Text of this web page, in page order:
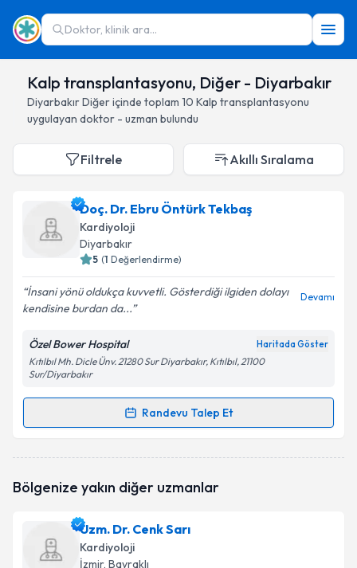
Doktor, klinik ara...
Kalp transplantasyonu, Diğer - Diyarbakır
DiyarbakırDiğeriçinde toplam 10 Kalp transplantasyonu
uygulayan doktor - uzman bulundu
Filtrele Akıllı Sıralama
Doç. Dr. Ebru Öntürk Tekbaş
Kardiyoloji
Diyarbakır
5 (1 Değerlendirme)
İnsani yönü oldukça kuvvetli. Gösterdiği ilgiden dolayı
kendisine burdan da...
Devamı
Özel Bower Hospital Haritada Göster
Kıtılbıl Mh. Dicle Ünv. 21280 Sur Diyarbakır, Kıtılbıl, 21100
Sur/Diyarbakır
Randevu Talep Et
Randevu Takvimi Talebi
talebi oluşturun. Size bu uzmandan randevu almanız
bilgilendireceğiz.
E-posta Adresiniz
Bölgenize yakın diğer uzmanlar
Uzm. Dr. Cenk Sarı
Kardiyoloji
İzmir, Bayraklı